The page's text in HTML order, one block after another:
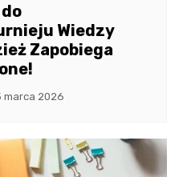
Wiedzy
Zapobiega
marca 2026